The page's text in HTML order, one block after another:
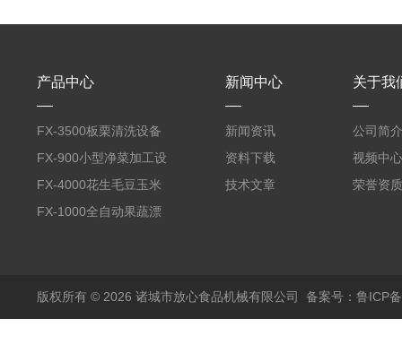
产品中心
FX-3500板栗清洗设备
全自动气泡清洗机
FX-900小型净菜加工设
备野菜清洗机
FX-4000花生毛豆玉米
蒸煮漂烫机
FX-1000全自动果蔬漂
新闻中心
新闻资讯
资料下载
技术文章
关于我
公司简介
视频中心
荣誉资质
版权所有 © 2026 诸城市放心食品机械有限公司 备案号：鲁ICP